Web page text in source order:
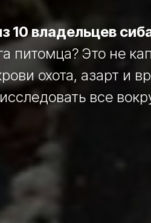
10 владельцев
питомца? Это не
охота, азарт и
исследовать все